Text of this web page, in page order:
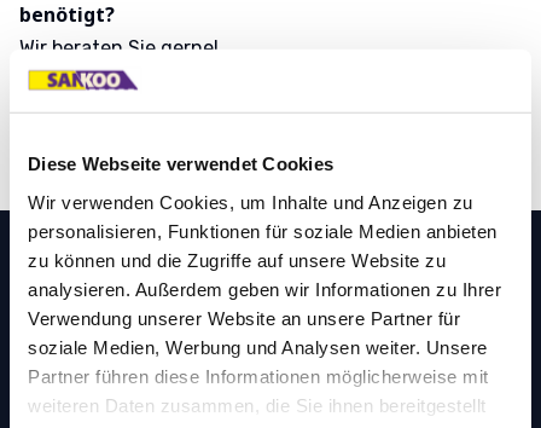
Diese Webseite verwendet Cookies
Wir verwenden Cookies, um Inhalte und Anzeigen zu
personalisieren, Funktionen für soziale Medien anbieten
zu können und die Zugriffe auf unsere Website zu
analysieren. Außerdem geben wir Informationen zu Ihrer
Verwendung unserer Website an unsere Partner für
soziale Medien, Werbung und Analysen weiter. Unsere
Partner führen diese Informationen möglicherweise mit
weiteren Daten zusammen, die Sie ihnen bereitgestellt
benötigt?
Wir beraten Sie gerne!
✔️ Immer erreichbar ✔️ Moderne Maschinen
✔️ Keine Anzahlung ✔️ Eigener Servicedienst
Einen Fero mieten Sie bei
Sankoo.